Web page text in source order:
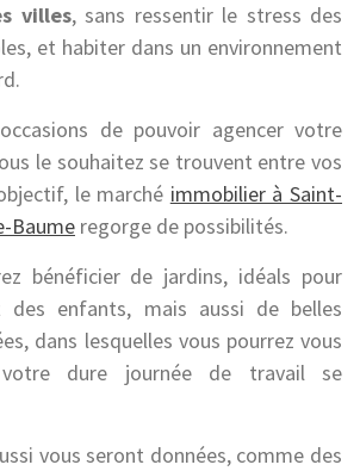
villes, sans ressentir le stress des
et habiter dans un environnement
de pouvoir agencer votre
le souhaitez se trouvent entre vos
le marché immobilier à Saint-
Baume regorge de possibilités.
bénéficier de jardins, idéals pour
des enfants, mais aussi de belles
dans lesquelles vous pourrez vous
dure journée de travail se
vous seront données, comme des